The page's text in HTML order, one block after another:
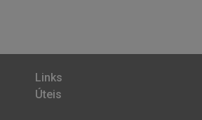
Links
Úteis